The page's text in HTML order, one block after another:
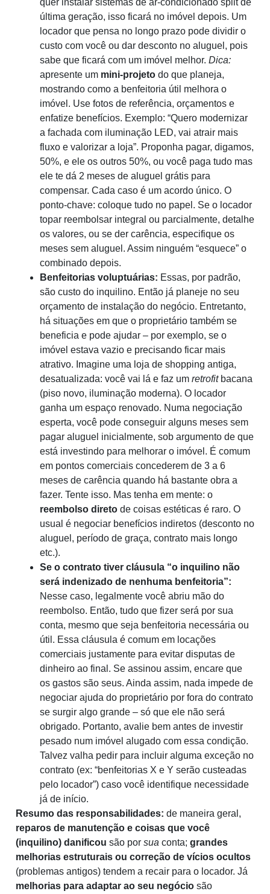
última geração, isso ficará no imóvel depois. Um
locador que pensa no longo prazo pode dividir o
custo com você ou dar desconto no aluguel, pois
sabe que ficará com um imóvel melhor. Dica:
apresente um mini-projeto do que planeja,
mostrando como a benfeitoria útil melhora o
imóvel. Use fotos de referência, orçamentos e
enfatize benefícios. Exemplo: “Quero modernizar
a fachada com iluminação LED, vai atrair mais
fluxo e valorizar a loja”. Proponha pagar, digamos,
50%, e ele os outros 50%, ou você paga tudo mas
ele te dá 2 meses de aluguel grátis para
compensar. Cada caso é um acordo único. O
ponto-chave: coloque tudo no papel. Se o locador
topar reembolsar integral ou parcialmente, detalhe
os valores, ou se der carência, especifique os
meses sem aluguel. Assim ninguém “esquece” o
combinado depois.
Benfeitorias voluptuárias: Essas, por padrão,
são custo do inquilino. Então já planeje no seu
orçamento de instalação do negócio. Entretanto,
há situações em que o proprietário também se
beneficia e pode ajudar – por exemplo, se o
imóvel estava vazio e precisando ficar mais
atrativo. Imagine uma loja de shopping antiga,
desatualizada: você vai lá e faz um retrofitbacana
(piso novo, iluminação moderna). O locador
ganha um espaço renovado. Numa negociação
esperta, você pode conseguir alguns meses sem
pagar aluguel inicialmente, sob argumento de que
está investindo para melhorar o imóvel. É comum
em pontos comerciais concederem de 3 a 6
meses de carência quando há bastante obra a
fazer. Tente isso. Mas tenha em mente: o
reembolso direto de coisas estéticas é raro. O
usual é negociar benefícios indiretos (desconto no
aluguel, período de graça, contrato mais longo
etc.).
Se o contrato tiver cláusula “o inquilino não
será indenizado de nenhuma benfeitoria”:
Nesse caso, legalmente você abriu mão do
reembolso. Então, tudo que fizer será por sua
conta, mesmo que seja benfeitoria necessária ou
útil. Essa cláusula é comum em locações
comerciais justamente para evitar disputas de
dinheiro ao final. Se assinou assim, encare que
os gastos são seus. Ainda assim, nada impede de
negociar ajuda do proprietário por fora do contrato
se surgir algo grande – só que ele não será
obrigado. Portanto, avalie bem antes de investir
pesado num imóvel alugado com essa condição.
Talvez valha pedir para incluir alguma exceção no
contrato (ex: “benfeitorias X e Y serão custeadas
pelo locador”) caso você identifique necessidade
já de início.
Resumo das responsabilidades: de maneira geral,
reparos de manutenção e coisas que você
(inquilino) danificou são por sua conta; grandes
melhorias estruturais ou correção de vícios ocultos
(problemas antigos) tendem a recair para o locador. Já
melhorias para adaptar ao seu negócio são